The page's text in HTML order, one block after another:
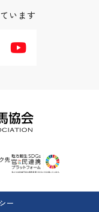
います
ー